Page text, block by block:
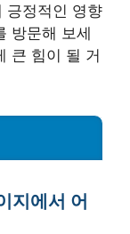
긍정적인 영향
방문해 보세
큰 힘이 될 거
지에서 어